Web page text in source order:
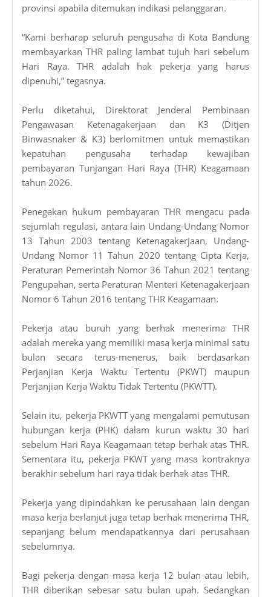
provinsi apabila ditemukan indikasi pelanggaran.
“Kami berharap seluruh pengusaha di Kota Bandung
membayarkan THR paling lambat tujuh hari sebelum
Hari Raya. THR adalah hak pekerja yang harus
dipenuhi,” tegasnya.
Perlu diketahui, Direktorat Jenderal Pembinaan
Pengawasan Ketenagakerjaan dan K3 (Ditjen
Binwasnaker & K3) berlomitmen untuk memastikan
kepatuhan pengusaha terhadap kewajiban
pembayaran Tunjangan Hari Raya (THR) Keagamaan
tahun 2026.
Penegakan hukum pembayaran THR mengacu pada
sejumlah regulasi, antara lain Undang-Undang Nomor
13 Tahun 2003 tentang Ketenagakerjaan, Undang-
Undang Nomor 11 Tahun 2020 tentang Cipta Kerja,
Peraturan Pemerintah Nomor 36 Tahun 2021 tentang
Pengupahan, serta Peraturan Menteri Ketenagakerjaan
Nomor 6 Tahun 2016 tentang THR Keagamaan.
Pekerja atau buruh yang berhak menerima THR
adalah mereka yang memiliki masa kerja minimal satu
bulan secara terus-menerus, baik berdasarkan
Perjanjian Kerja Waktu Tertentu (PKWT) maupun
Perjanjian Kerja Waktu Tidak Tertentu (PKWTT).
Selain itu, pekerja PKWTT yang mengalami pemutusan
hubungan kerja (PHK) dalam kurun waktu 30 hari
sebelum Hari Raya Keagamaan tetap berhak atas THR.
Sementara itu, pekerja PKWT yang masa kontraknya
berakhir sebelum hari raya tidak berhak atas THR.
Pekerja yang dipindahkan ke perusahaan lain dengan
masa kerja berlanjut juga tetap berhak menerima THR,
sepanjang belum mendapatkannya dari perusahaan
sebelumnya.
Bagi pekerja dengan masa kerja 12 bulan atau lebih,
THR diberikan sebesar satu bulan upah. Sedangkan